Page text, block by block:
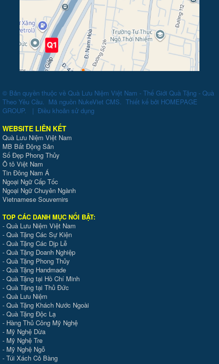
© Bản quyền thuộc về Quà Lưu Niệm Việt Nam - Thế Giới Quà Tặng - Quà
Theo Yêu Cầu. Mã nguồn NukeViet CMS. Thiết kế bởi HOMEPAGE
GROUP. | Điều khoản sử dụng
WEBSITE LIÊN KẾT
Quà Lưu Niệm Việt Nam
MB Bất Động Sản
Số Đẹp Phong Thủy
Ô tô Việt Nam
Tin Đông Nam Á
Ngoại Ngữ Cấp Tốc
Ngoại Ngữ Chuyên Ngành
Vietnamese Souvernirs
TOP CÁC DANH MỤC NỔI BẬT:
- Quà Lưu Niệm Việt Nam
- Quà Tặng Các Sự Kiện
- Quà Tặng Các Dịp Lễ
- Quà Tặng Doanh Nghiệp
- Quà Tặng Phong Thủy
- Quà Tặng Handmade
- Quà Tặng tại Hồ Chí Minh
- Quà Tặng tại Thủ Đức
- Quà Lưu Niệm
- Quà Tặng Khách Nước Ngoài
- Quà Tặng Độc Lạ
- Hàng Thủ Công Mỹ Nghệ
- Mỹ Nghệ Dừa
- Mỹ Nghệ Tre
- Mỹ Nghệ Ngỗ
- Túi Xách Cỏ Bàng